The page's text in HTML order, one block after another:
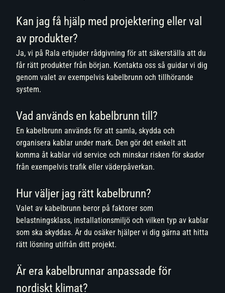
Kan jag få hjälp med projektering eller val
av produkter?
Ja, vi på Rala erbjuder rådgivning för att säkerställa att du
får rätt produkter från början. Kontakta oss så guidar vi dig
genom valet av exempelvis kabelbrunn och tillhörande
system.
Vad används en kabelbrunn till?
En kabelbrunn används för att samla, skydda och
organisera kablar under mark. Den gör det enkelt att
komma åt kablar vid service och minskar risken för skador
från exempelvis trafik eller väderpåverkan.
Hur väljer jag rätt kabelbrunn?
Valet av kabelbrunn beror på faktorer som
belastningsklass, installationsmiljö och vilken typ av kablar
som ska skyddas. Är du osäker hjälper vi dig gärna att hitta
rätt lösning utifrån ditt projekt.
Är era kabelbrunnar anpassade för
nordiskt klimat?